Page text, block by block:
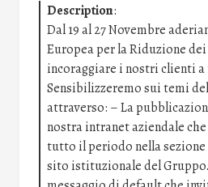
Description:
Dal 19 al 27 Novembre
Europea per la Riduzione
incoraggiare i nostri clienti
Sensibilizzeremo sui temi
attraverso: – La
nostra intranet aziendale
tutto il periodo nella
sito istituzionale del